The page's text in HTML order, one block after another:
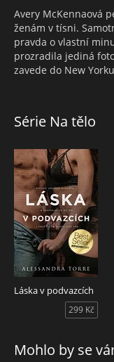
Avery McKennaová
ženám v tísni.
pravda o vlastní
prozradila jediná
zavede do New
veřejně tvořil pár.
pokličkou. Jeho plán
objeví Avery.
Jejich přitažlivost je
odhalí svou pravou
noc. Marcovo
připraveni vyrazit do
stranou ještě nikdy
___
Vzrušující erotická
značek, ve které
Série Na tělo
Láska v podvazcích
299 Kč
Mohlo by se